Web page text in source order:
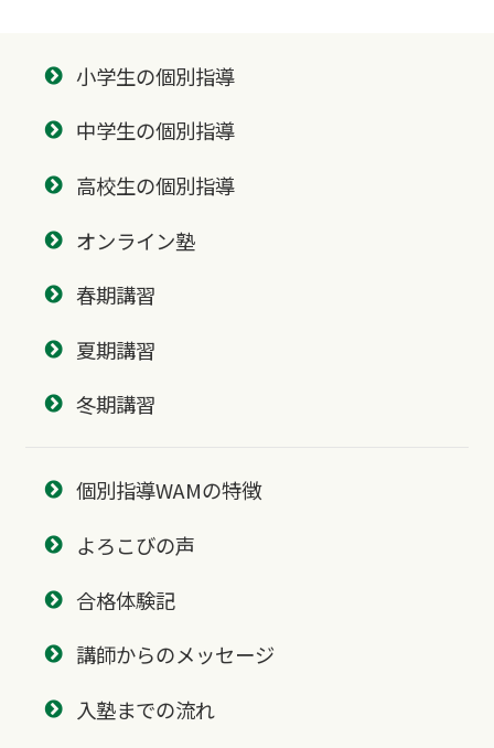
小学生の個別指導
中学生の個別指導
高校生の個別指導
オンライン塾
春期講習
夏期講習
冬期講習
個別指導WAMの特徴
よろこびの声
合格体験記
講師からのメッセージ
入塾までの流れ